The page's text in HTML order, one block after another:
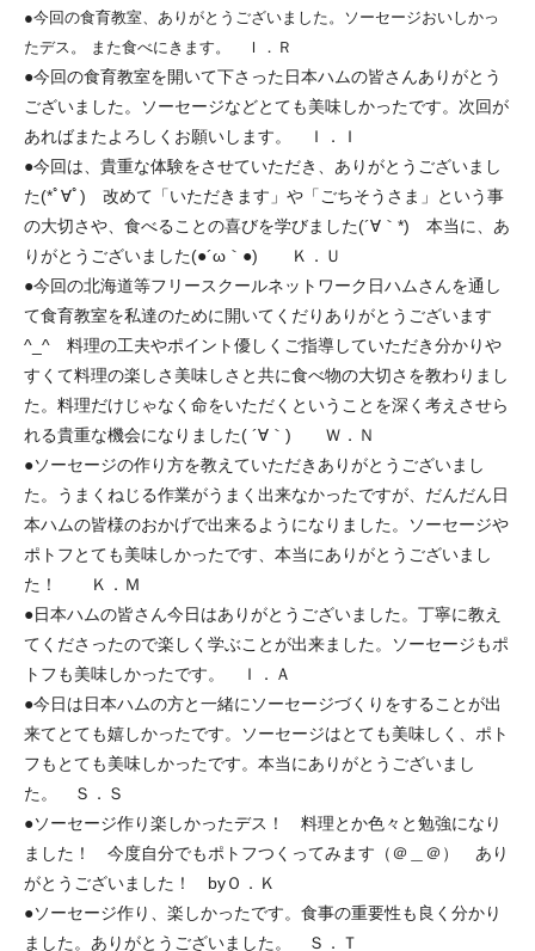
●今回の食育教室、ありがとうございました。ソーセージおいしかっ
たデス。 また食べにきます。 Ｉ．Ｒ
●今回の食育教室を開いて下さった日本ハムの皆さんありがとう
ございました。ソーセージなどとても美味しかったです。次回が
あればまたよろしくお願いします。 Ｉ．Ｉ
●今回は、貴重な体験をさせていただき、ありがとうございまし
た(*ﾟ∀ﾟ) 改めて「いただきます」や「ごちそうさま」という事
の大切さや、食べることの喜びを学びました(´∀｀*) 本当に、あ
りがとうございました(●´ω｀●) Ｋ．Ｕ
●今回の北海道等フリースクールネットワーク日ハムさんを通し
て食育教室を私達のために開いてくだりありがとうございます
^_^ 料理の工夫やポイント優しくご指導していただき分かりや
すくて料理の楽しさ美味しさと共に食べ物の大切さを教わりまし
た。料理だけじゃなく命をいただくということを深く考えさせら
れる貴重な機会になりました( ´∀｀) Ｗ．Ｎ
●ソーセージの作り方を教えていただきありがとうございまし
た。うまくねじる作業がうまく出来なかったですが、だんだん日
本ハムの皆様のおかげで出来るようになりました。ソーセージや
ポトフとても美味しかったです、本当にありがとうございまし
た！ Ｋ．Ｍ
●日本ハムの皆さん今日はありがとうございました。丁寧に教え
てくださったので楽しく学ぶことが出来ました。ソーセージもポ
トフも美味しかったです。 Ｉ．Ａ
●今日は日本ハムの方と一緒にソーセージづくりをすることが出
来てとても嬉しかったです。ソーセージはとても美味しく、ポト
フもとても美味しかったです。本当にありがとうございまし
た。 Ｓ．Ｓ
●ソーセージ作り楽しかったデス！ 料理とか色々と勉強になり
ました！ 今度自分でもポトフつくってみます（＠＿＠） あり
がとうございました！ byＯ．Ｋ
●ソーセージ作り、楽しかったです。食事の重要性も良く分かり
ました。ありがとうございました。 Ｓ．Ｔ